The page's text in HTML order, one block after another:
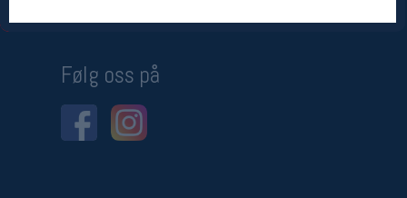
Følg oss på